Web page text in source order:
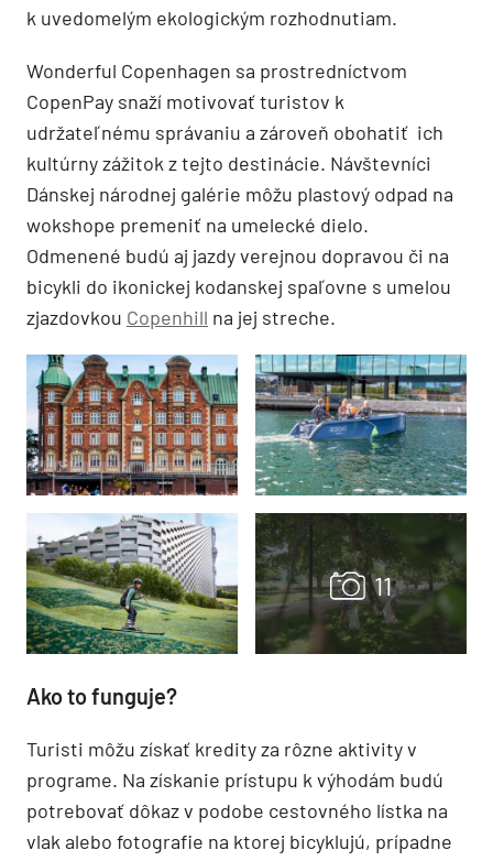
k uvedomelým ekologickým rozhodnutiam.
Wonderful Copenhagen sa prostredníctvom
CopenPay snaží motivovať turistov k
udržateľnému správaniu a zároveň obohatiť ich
kultúrny zážitok z tejto destinácie. Návštevníci
Dánskej národnej galérie môžu plastový odpad na
wokshope premeniť na umelecké dielo.
Odmenené budú aj jazdy verejnou dopravou či na
bicykli do ikonickej kodanskej spaľovne s umelou
zjazdovkou Copenhill na jej streche.
Ako to funguje?
Turisti môžu získať kredity za rôzne aktivity v
programe. Na získanie prístupu k výhodám budú
potrebovať dôkaz v podobe cestovného lístka na
vlak alebo fotografie na ktorej bicyklujú, prípadne